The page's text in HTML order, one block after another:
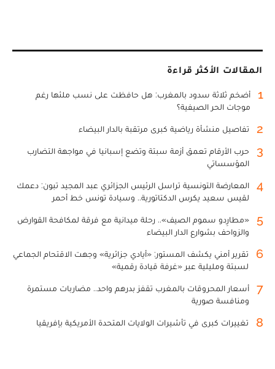
المقالات الأكثر قراءة
1
أضخم ثلاثة سدود بالمغرب: هل حافظت على نسب ملئها رغم
موجات الحر الصيفية؟
2 تفاصيل منشأة رياضية كبرى مرتقبة بالدار البيضاء
3
حرب الأرقام تعمق أزمة سبتة وتضع إسبانيا في مواجهة التضارب
المؤسساتي
4
المعارضة التونسية تراسل الرئيس الجزائري عبد المجيد تبون: دعمك
لقيس سعيد يكرس الدكتاتورية.. وسيادة تونس خط أحمر
5
«مطارِدو سموم الصيف».. رحلة ميدانية مع فرقة لمكافحة القوارض
والزواحف بشوارع الدار البيضاء
6
تقرير أمني يكشف المستور: «أيادي جزائرية» وجهت الاقتحام الجماعي
لسبتة ومليلية عبر «غرفة قيادة رقمية»
7
أسعار المحروقات بالمغرب تقفز بدرهم واحد.. مضاربات مستمرة
ومنافسة صورية
8 تغييرات كبرى في تأشيرات الولايات المتحدة الأمريكية بإفريقيا